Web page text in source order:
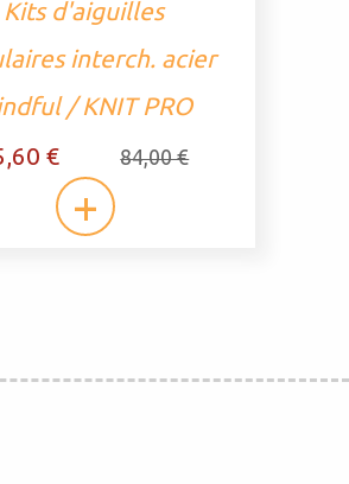
Kits d'aiguilles
interch. acier
/ KNIT PRO
€
84,00 €